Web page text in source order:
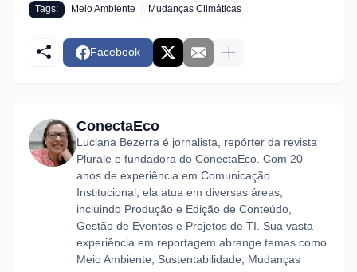
Tags: Meio Ambiente Mudanças Climáticas
Facebook
ConectaEco
Luciana Bezerra é jornalista, repórter da revista
Plurale e fundadora do ConectaEco. Com 20
anos de experiência em Comunicação
Institucional, ela atua em diversas áreas,
incluindo Produção e Edição de Conteúdo,
Gestão de Eventos e Projetos de TI. Sua vasta
experiência em reportagem abrange temas como
Meio Ambiente, Sustentabilidade, Mudanças